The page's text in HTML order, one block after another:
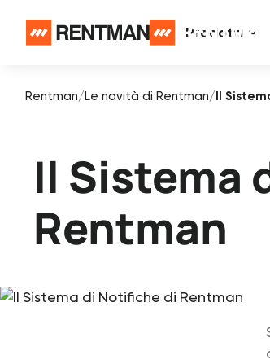
Prodotti
Rentman/Le novità di Rentman/Il
Il Sistema
Rentman